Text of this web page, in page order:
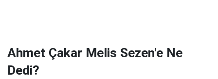
Ahmet Çakar Melis Sezen'e Ne
Dedi?